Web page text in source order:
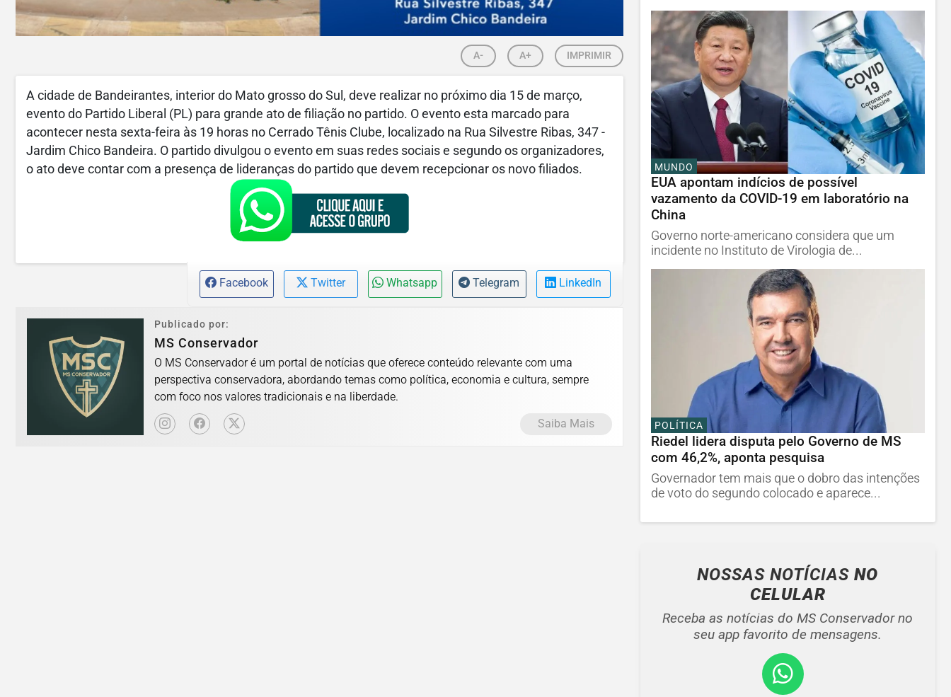
A- A+ IMPRIMIR
A cidade de Bandeirantes, interior do Mato grosso do Sul, deve realizar no próximo dia 15 de março,
evento do Partido Liberal (PL) para grande ato de filiação no partido. O evento esta marcado para
acontecer nesta sexta-feira às 19 horas no Cerrado Tênis Clube, localizado na Rua Silvestre Ribas, 347 -
Jardim Chico Bandeira. O partido divulgou o evento em suas redes sociais e segundo os organizadores,
o ato deve contar com a presença de lideranças do partido que devem recepcionar os novo filiados.
Facebook Twitter Whatsapp Telegram LinkedIn
Publicado por:
MS Conservador
O MS Conservador é um portal de notícias que oferece conteúdo relevante com uma
perspectiva conservadora, abordando temas como política, economia e cultura, sempre
com foco nos valores tradicionais e na liberdade.
Saiba Mais
MUNDO
EUA apontam indícios de possível
vazamento da COVID-19 em laboratório na
China
Governo norte-americano considera que um
incidente no Instituto de Virologia de...
POLÍTICA
Riedel lidera disputa pelo Governo de MS
com 46,2%, aponta pesquisa
Governador tem mais que o dobro das intenções
de voto do segundo colocado e aparece...
NOSSAS NOTÍCIASNO
CELULAR
Receba as notícias do MS Conservador no
seu app favorito de mensagens.